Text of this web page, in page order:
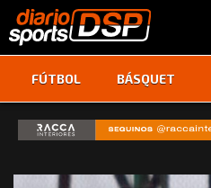
FÚTBOL BÁSQUET